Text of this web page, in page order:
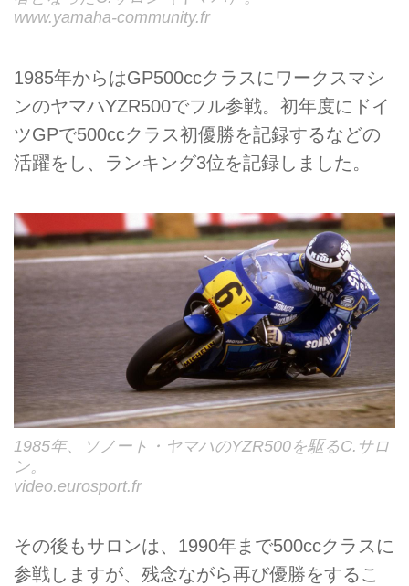
www.yamaha-community.fr
1985年からはGP500ccクラスにワークスマシ
ンのヤマハYZR500でフル参戦。初年度にドイ
ツGPで500ccクラス初優勝を記録するなどの
活躍をし、ランキング3位を記録しました。
1985年、ソノート・ヤマハのYZR500を駆るC.サロ
ン。
video.eurosport.fr
その後もサロンは、1990年まで500ccクラスに
参戦しますが、残念ながら再び優勝をするこ